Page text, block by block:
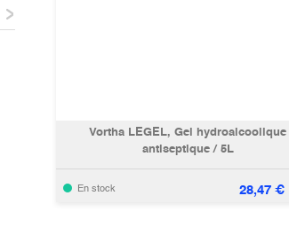
Vortha LEGEL, Gel hydroalcoolique
antiseptique / 5L
En stock 28,47€